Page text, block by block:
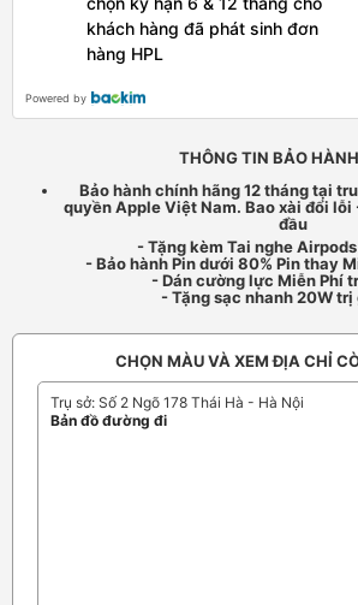
khách hàng đã phát sinh đơn
hàng HPL
Powered by
THÔNG TIN BẢO HÀNH
Bảo hành chính hãng 12 tháng tại
quyền Apple Việt Nam. Bao xài đổi lỗi
đầu
- Tặng kèm Tai nghe
- Bảo hành Pin dưới 80% Pin thay
- Dán cường lực Miễn Phí
- Tặng sạc nhanh 20W
CHỌN MÀU VÀ XEM ĐỊA CHỈ
Trụ sở: Số 2 Ngõ 178 Thái Hà - Hà Nội
Bản đồ đường đi